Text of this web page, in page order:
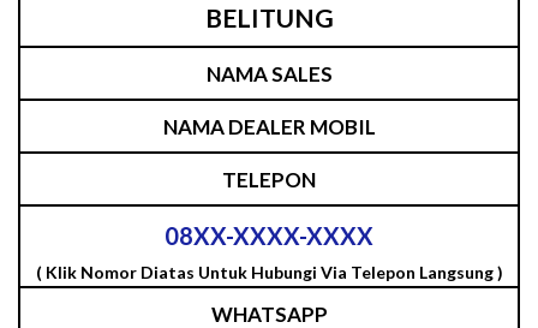
BELITUNG
NAMA SALES
NAMA DEALER MOBIL
TELEPON
08XX-XXXX-XXXX
( Klik Nomor Diatas Untuk Hubungi Via Telepon Langsung )
WHATSAPP